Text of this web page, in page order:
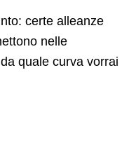
certe alleanze
nelle
quale curva vorrai